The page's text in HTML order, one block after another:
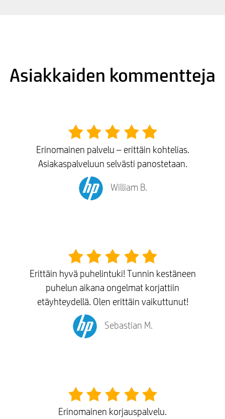
Asiakkaiden kommentteja
Erinomainen palvelu – erittäin kohtelias.
Asiakaspalveluun selvästi panostetaan.
William B.
Erittäin hyvä puhelintuki! Tunnin kestäneen
puhelun aikana ongelmat korjattiin
etäyhteydellä. Olen erittäin vaikuttunut!
Sebastian M.
Erinomainen korjauspalvelu.